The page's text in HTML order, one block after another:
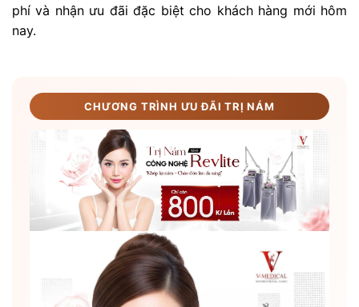
phí và nhận ưu đãi đặc biệt cho khách hàng mới hôm
nay.
CHƯƠNG TRÌNH ƯU ĐÃI TRỊ NÁM